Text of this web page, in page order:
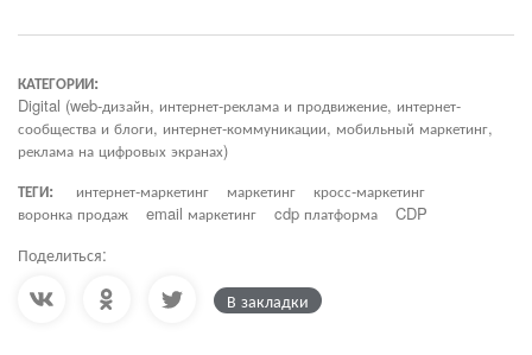
КАТЕГОРИИ:
Digital (web-дизайн, интернет-реклама и продвижение, интернет-
сообщества и блоги, интернет-коммуникации, мобильный маркетинг,
реклама на цифровых экранах)
ТЕГИ:
интернет-маркетинг маркетинг
кросс-маркетинг
воронка продаж
email маркетинг cdp платформа CDP
Поделиться:
В закладки